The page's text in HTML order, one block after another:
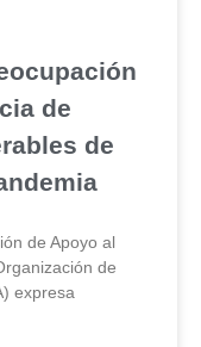
de
de
de Apoyo al
de
expresa